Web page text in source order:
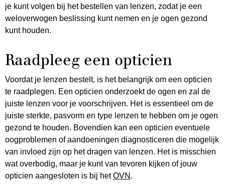
je kunt volgen bij het bestellen van lenzen, zodat je een
weloverwogen beslissing kunt nemen en je ogen gezond
kunt houden.
Raadpleeg een opticien
Voordat je lenzen bestelt, is het belangrijk om een opticien
te raadplegen. Een opticien onderzoekt de ogen en zal de
juiste lenzen voor je voorschrijven. Het is essentieel om de
juiste sterkte, pasvorm en type lenzen te hebben om je ogen
gezond te houden. Bovendien kan een opticien eventuele
oogproblemen of aandoeningen diagnosticeren die mogelijk
van invloed zijn op het dragen van lenzen. Het is misschien
wat overbodig, maar je kunt van tevoren kijken of jouw
opticien aangesloten is bij hetOVN .